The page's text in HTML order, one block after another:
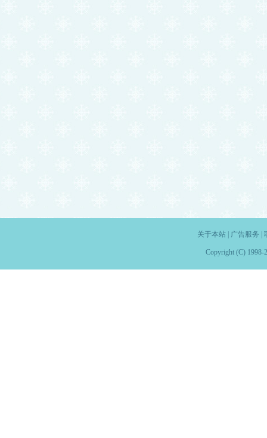
关于本站| 广告服务
Copyright (C) 1998-